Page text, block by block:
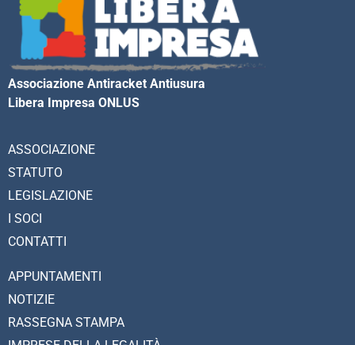
Associazione Antiracket Antiusura
Libera Impresa ONLUS
ASSOCIAZIONE
STATUTO
LEGISLAZIONE
I SOCI
CONTATTI
APPUNTAMENTI
NOTIZIE
RASSEGNA STAMPA